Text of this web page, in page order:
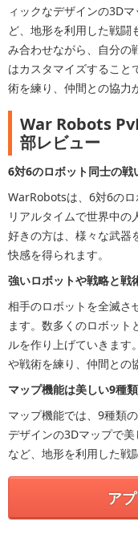
ィックなデザインの3D
ど、地形を利用した戦闘
み合わせながら、自分の
はカスタマイズすること
術を練り、仲間との協力
War Robots
部レビュー
6対6のロボット同士の戦
WarRobotsは、6対6のロ
リアルタイムで世界中
好きの方は、様々な武器
快感を得られます。
強いロボットや戦略と戦
相手のロボットを全滅さ
ます。数多くのロボット
ルを作り上げていきます
や戦術を練り、仲間との
マップ機能は美しい9種
マップ機能では、9種類
デザインの3Dマップで
など、地形を利用した戦
ア